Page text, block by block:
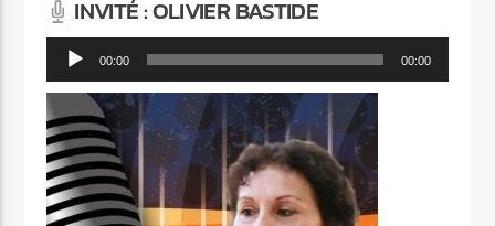
INVITÉ : OLIVIER BASTIDE
Lecteur 00:00 00:00